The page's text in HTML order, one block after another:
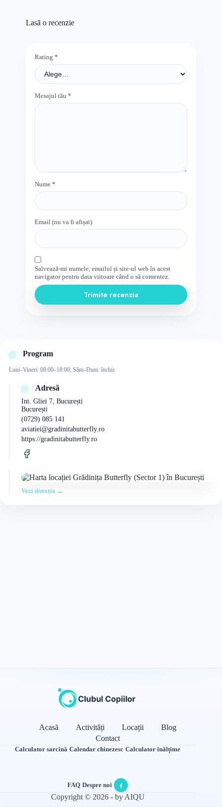
Lasă o recenzie
Rating *
Mesajul tău *
Nume *
Email (nu va fi afișat)
Salvează-mi numele, emailul și site-ul web în acest
navigator pentru data viitoare când o să comentez.
Trimite recenzia
Program
Luni–Vineri: 08:00–18:00; Sâm–Dum: închis
Adresă
Int. Gliei 7, București
București
(0729) 085 141
aviatiei@gradinitabutterfly.ro
https://gradinitabutterfly.ro
Vezi direcția →
Acasă Activități Locații
Blog
Contact
Calculator sarcină·Calendar chinezesc·Calculator înălțime
FAQ·Despre noi·
Copyright © 2026 - by AIQU